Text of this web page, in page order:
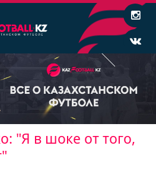
"Я в шоке от того,